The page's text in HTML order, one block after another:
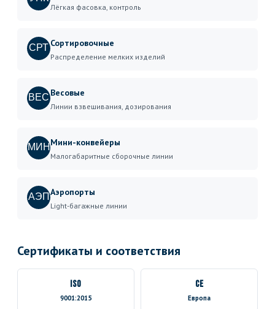
Лёгкая фасовка, контроль
СРТ Сортировочные
Распределение мелких изделий
ВЕС Весовые
Линии взвешивания, дозирования
МИНМини-конвейеры
Малогабаритные сборочные линии
АЭПАэропорты
Light-багажные линии
Сертификаты и соответствия
ISO
9001:2015
CE
Европа